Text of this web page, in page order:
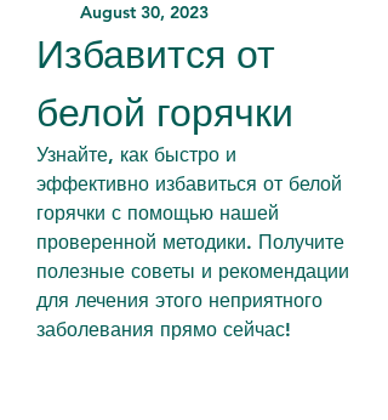
August 30, 2023
Избавится от
белой горячки
Узнайте, как быстро и
эффективно избавиться от белой
горячки с помощью нашей
проверенной методики. Получите
полезные советы и рекомендации
для лечения этого неприятного
заболевания прямо сейчас!